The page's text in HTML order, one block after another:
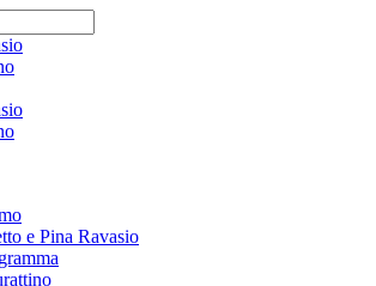
e Pina Ravasio